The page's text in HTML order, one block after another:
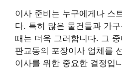
이사 준비는 누구에게나 스
다. 특히 많은 물건들과 가
때는 더욱 그러합니다. 그
판교동의 포장이사 업체를
이사를 위한 중요한 결정입